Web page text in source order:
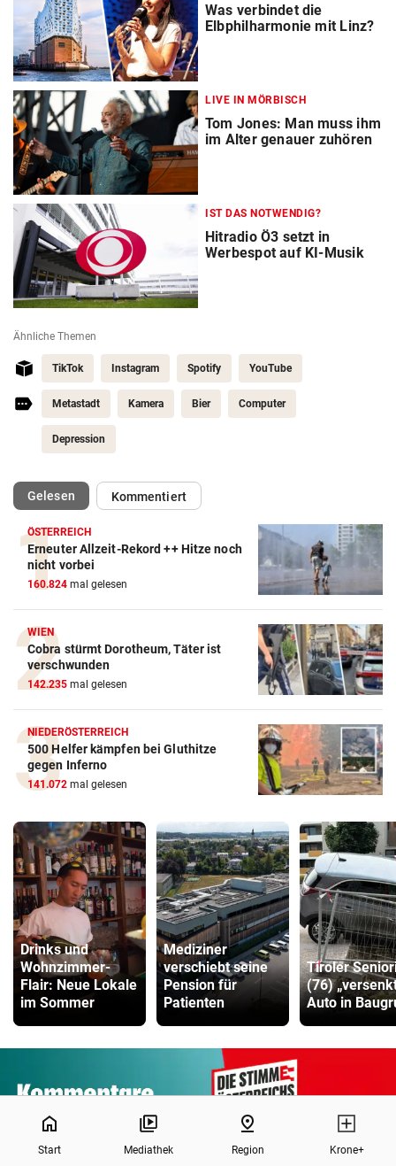
Was verbindet die
Elbphilharmonie mit Linz?
LIVE IN MÖRBISCH
Tom Jones: Man muss ihm
im Alter genauer zuhören
IST DAS NOTWENDIG?
Hitradio Ö3 setzt in
Werbespot auf KI-Musik
Ähnliche Themen
TikTok Instagram Spotify YouTube
Metastadt Kamera Bier Computer
Depression
Gelesen(ausgewählt)Kommentiert
ÖSTERREICH
Erneuter Allzeit-Rekord ++ Hitze noch
nicht vorbei
160.824 mal gelesen
WIEN
Cobra stürmt Dorotheum, Täter ist
verschwunden
142.235 mal gelesen
NIEDERÖSTERREICH
500 Helfer kämpfen bei Gluthitze
gegen Inferno
141.072 mal gelesen
Drinks und
Wohnzimmer-
Flair: Neue Lokale
im Sommer
Mediziner
verschiebt seine
Pension für
Patienten
Tiroler
(76)
Auto in
home
Start Mediathek
pin_drop
Region Krone+
0%